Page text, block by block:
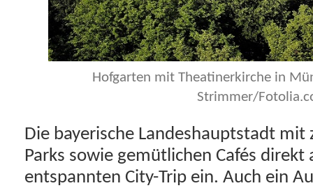
Hofgarten mit Theatinerkirche in
Strimmer/
Die bayerische Landeshauptstadt mit
Parks sowie gemütlichen Cafés
entspannten City-Trip ein. Auch ein